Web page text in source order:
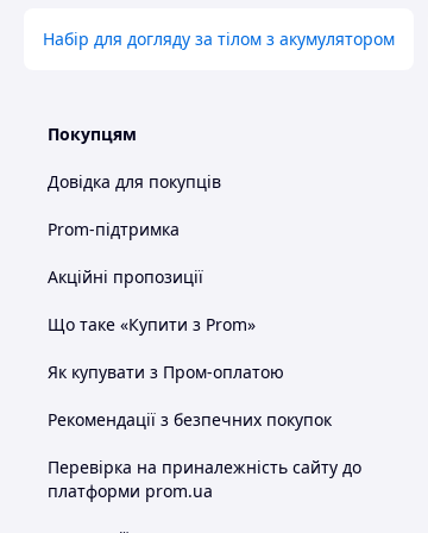
Набір для догляду за тілом з акумулятором
Покупцям
Довідка для покупців
Prom-підтримка
Акційні пропозиції
Що таке «Купити з Prom»
Як купувати з Пром-оплатою
Рекомендації з безпечних покупок
Перевірка на приналежність сайту до
платформи prom.ua